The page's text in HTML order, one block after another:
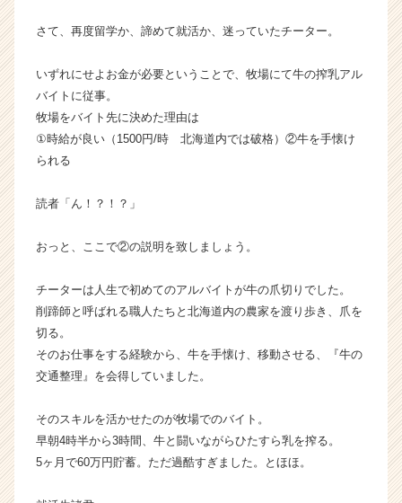
チ
ー・
企
業
ト
届
く
活
サ
チ
ア
キ
さて、再度留学か、諦めて就活か、迷っていたチーター。
いずれにせよお金が必要ということで、牧場にて牛の搾乳アル
バイトに従事。
牧場をバイト先に決めた理由は
①時給が良い（1500円/時 北海道内では破格）②牛を手懐け
られる
読者「ん！？！？」
おっと、ここで②の説明を致しましょう。
チーターは人生で初めてのアルバイトが牛の爪切りでした。
削蹄師と呼ばれる職人たちと北海道内の農家を渡り歩き、爪を
切る。
そのお仕事をする経験から、牛を手懐け、移動させる、『牛の
交通整理』を会得していました。
そのスキルを活かせたのが牧場でのバイト。
早朝4時半から3時間、牛と闘いながらひたすら乳を搾る。
5ヶ月で60万円貯蓄。ただ過酷すぎました。とほほ。